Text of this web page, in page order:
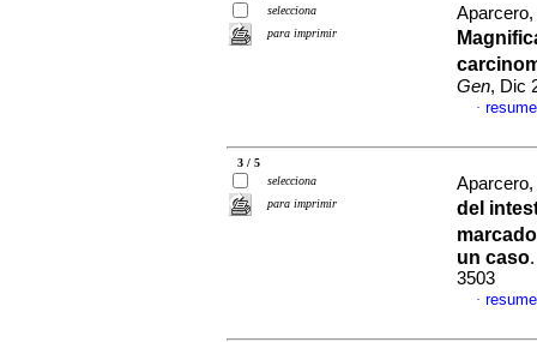
selecciona
para imprimir
Gen, Dic
·
3 / 5
selecciona
para imprimir
del
un caso
3503
·